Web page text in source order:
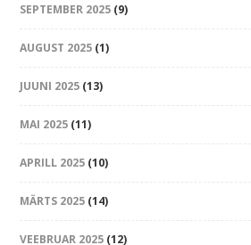
SEPTEMBER 2025 (9)
AUGUST 2025 (1)
JUUNI 2025 (13)
MAI 2025 (11)
APRILL 2025 (10)
MÄRTS 2025 (14)
VEEBRUAR 2025 (12)